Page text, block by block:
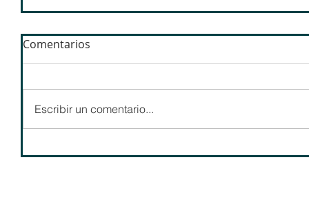
Comentarios
Escribir un comentario...